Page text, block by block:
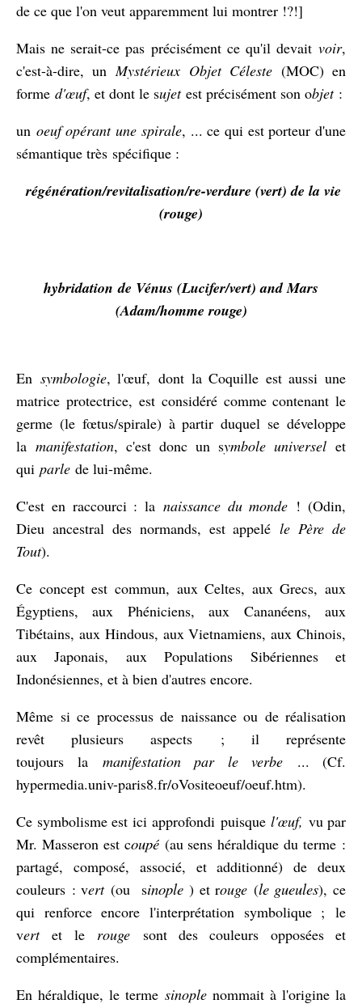
de ce que l'on veut apparemment lui montrer !?!]
Mais ne serait-ce pas précisément ce qu'il devait voir,
c'est-à-dire, unMystérieux Objet Céleste(MOC) en
forme d'œuf, et dont le sujetest précisément son objet:
un oeuf opérant une spirale, ... ce qui est porteur d'une
sémantique très spécifique :
régénération/revitalisation/re-verdure (vert) de la vie
(rouge)
hybridation de Vénus (Lucifer/vert) and Mars
(Adam/homme rouge)
En symbologie, l'œuf, dont la Coquille est aussi une
matrice protectrice,est considéré comme contenant le
germe (le fœtus/spirale) à partir duquel se développe
la manifestation, c'est donc un symbole universel et
qui parle de lui-même.
C'est en raccourci : la naissance du monde ! (Odin,
Dieu ancestral des normands, est appeléle Père de
Tout).
Ce concept est commun, aux Celtes, aux Grecs, aux
Égyptiens, aux Phéniciens, aux Cananéens, aux
Tibétains, aux Hindous, aux Vietnamiens, aux Chinois,
aux Japonais, aux Populations Sibériennes et
Indonésiennes, et à bien d'autres encore.
Même si ce processus de naissance ou de réalisation
revêt plusieurs aspects ; il représente
toujours la manifestation par le verbe ... (Cf.
hypermedia.univ-paris8.fr/oVositeoeuf/oeuf.htm).
Ce symbolisme est ici approfondi puisque l'œuf, vu par
Mr. Masseron est coupé(au sens héraldique du terme :
partagé, composé, associé, et additionné) de deux
couleurs : vert(ou sinople) et rouge (le gueules), ce
qui renforce encore l'interprétation symbolique ; le
vertet le rouge sont des couleurs opposées et
complémentaires.
En héraldique, le terme sinoplenommait à l'origine la